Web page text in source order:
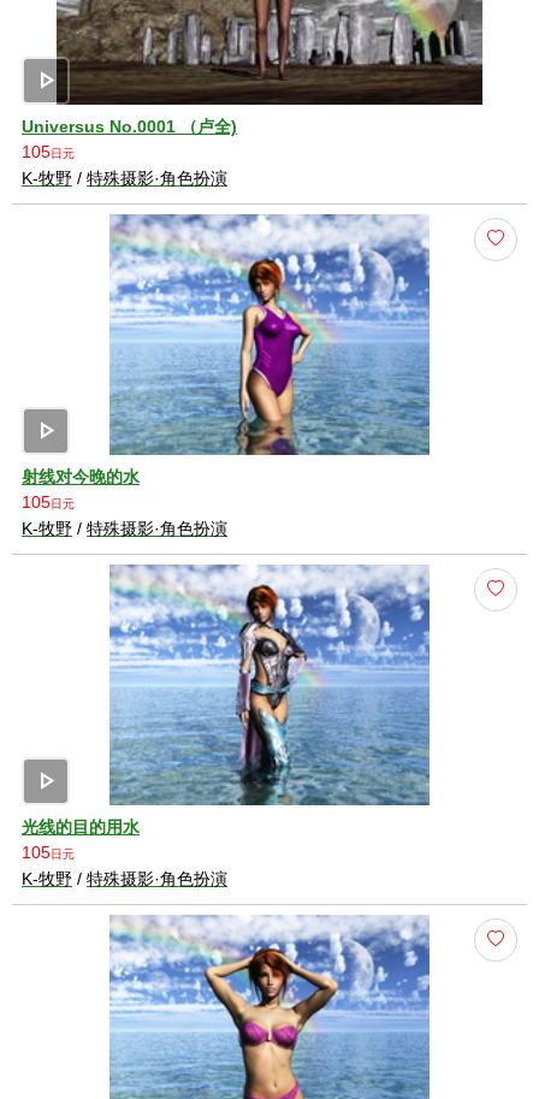
play_arrow
Universus No.0001 （卢全)
105日元
K-牧野 / 特殊摄影·角色扮演
play_arrow
射线对今晚的水
105日元
K-牧野 / 特殊摄影·角色扮演
play_arrow
光线的目的用水
105日元
K-牧野 / 特殊摄影·角色扮演